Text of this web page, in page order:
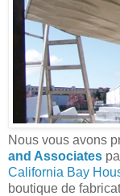
Nous vous avons
and Associates
California Bay
boutique de